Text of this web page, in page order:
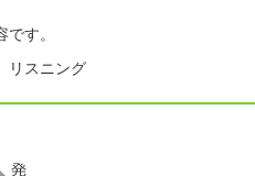
す。
リスニング